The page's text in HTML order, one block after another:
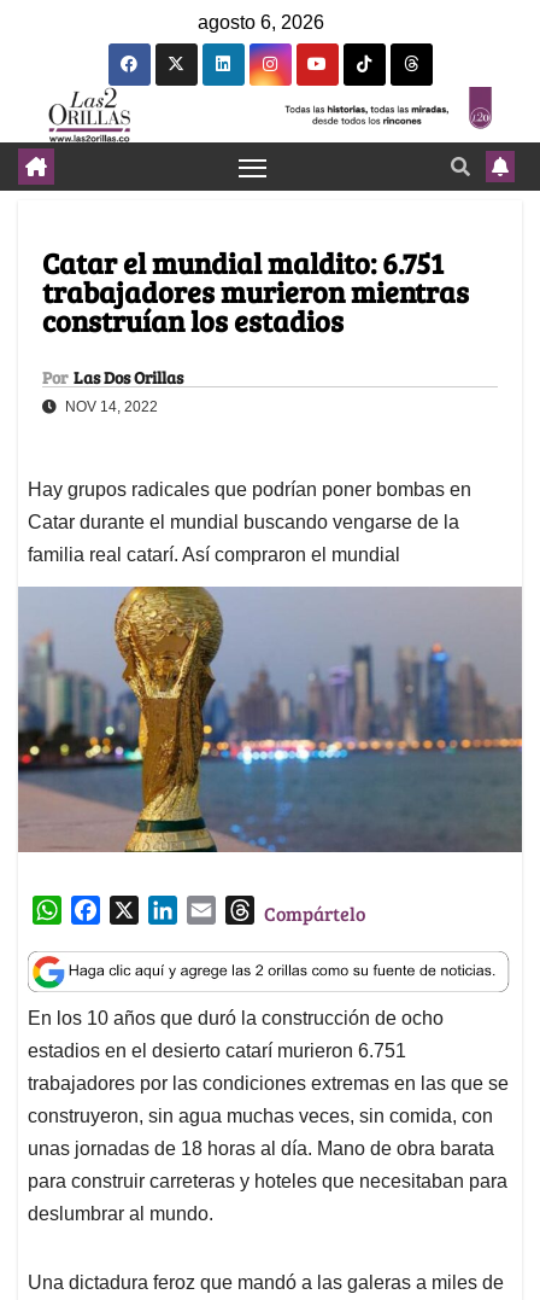
agosto 6, 2026
Catar el mundial maldito: 6.751
trabajadores murieron mientras
construían los estadios
Por Las Dos Orillas
NOV 14, 2022
Hay grupos radicales que podrían poner bombas en
Catar durante el mundial buscando vengarse de la
familia real catarí. Así compraron el mundial
W
a
t
s
A
p
p
c
e
b
o
o
k
n
k
e
d
I
n
a
i
l
T
r
e
a
d
s
Compártelo
En los 10 años que duró la construcción de ocho
estadios en el desierto catarí murieron 6.751
trabajadores por las condiciones extremas en las que se
construyeron, sin agua muchas veces, sin comida, con
unas jornadas de 18 horas al día. Mano de obra barata
para construir carreteras y hoteles que necesitaban para
deslumbrar al mundo.
Una dictadura feroz que mandó a las galeras a miles de